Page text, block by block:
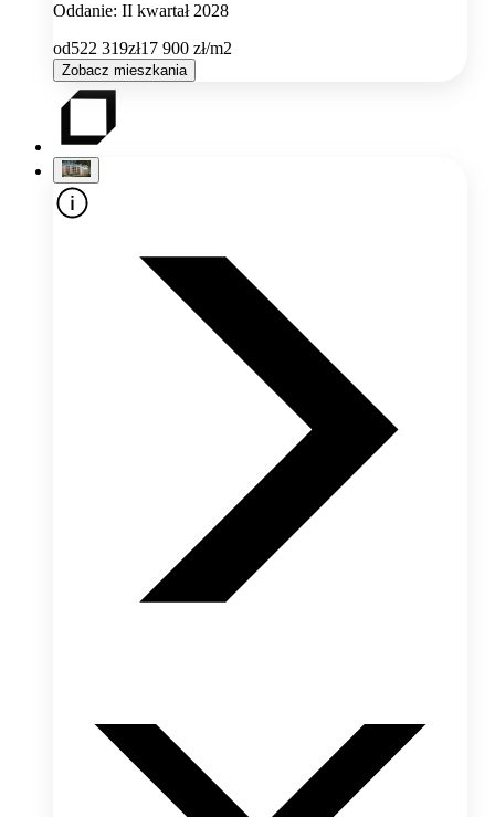
Oddanie: II kwartał 2028
od522 319zł17 900 zł/m2
Zobacz mieszkania